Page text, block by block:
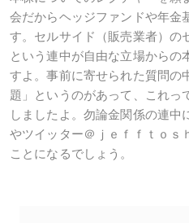
会だからヘッジファンドや年金
す。セルサイド（販売業者）の
という連中が自由な立場からの
すよ。事前に寄せられた質問の
題」というのがあって、これっ
しましたよ。勿論金関係の連中
やツイッター＠ｊｅｆｆｔｏｓ
ことになるでしょう。